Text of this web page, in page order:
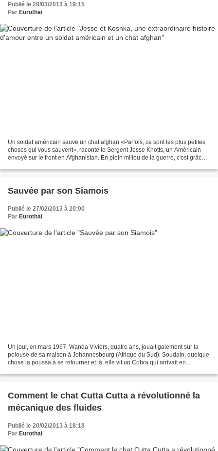
Publié le 28/03/2013 à 19:15
Par Eurothai
Un soldat américain sauve un chat afghan «Parfois, ce sont les plus petites
choses qui vous sauvent», raconte le Sergent Jesse Knotts, un Américain
envoyé sur le front en Afghanistan. En plein milieu de la guerre, c'est grâce
Sauvée par son Siamois
Publié le 27/02/2013 à 20:00
Par Eurothai
Un jour, en mars 1967, Wanda Viviers, quatre ans, jouait gaiement sur la
pelouse de sa maison à Johannesbourg (Afrique du Sud). Soudain, quelque
chose la poussa à se retourner et là, elle vit un Cobra qui arrivait en
Comment le chat Cutta Cutta a révolutionné la
mécanique des fluides
Publié le 20/02/2013 à 18:18
Par Eurothai